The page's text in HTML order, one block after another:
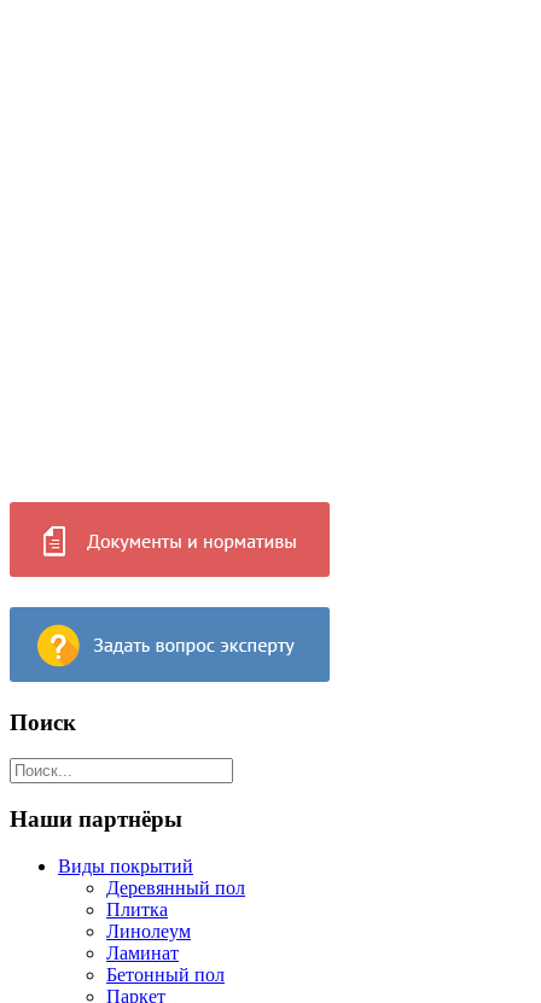
Поиск
Наши партнёры
Виды покрытий
Деревянный пол
Плитка
Линолеум
Ламинат
Бетонный пол
Паркет